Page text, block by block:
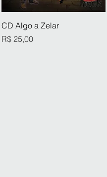
Visualização rápida
CD Algo a Zelar
Preço
R$ 25,00